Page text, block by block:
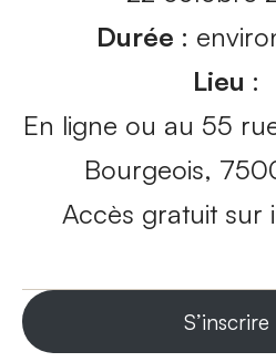
Durée :
Lieu :
En ligne ou au 55
Bourgeois,
Accès gratuit sur
S’inscrire